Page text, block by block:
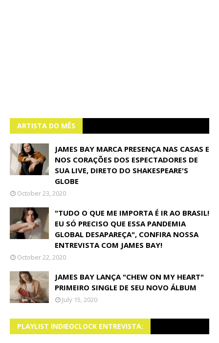
ARTISTA DO MÊS
JAMES BAY MARCA PRESENÇA NAS CASAS E
NOS CORAÇÕES DOS ESPECTADORES DE
SUA LIVE, DIRETO DO SHAKESPEARE'S
GLOBE
October 23, 2020
"TUDO O QUE ME IMPORTA É IR AO BRASIL!
EU SÓ PRECISO QUE ESSA PANDEMIA
GLOBAL DESAPAREÇA", CONFIRA NOSSA
ENTREVISTA COM JAMES BAY!
October 22, 2020
JAMES BAY LANÇA "CHEW ON MY HEART"
PRIMEIRO SINGLE DE SEU NOVO ÁLBUM
July 15, 2020
PLAYLIST INDIEOCLOCK ENTREVISTA: